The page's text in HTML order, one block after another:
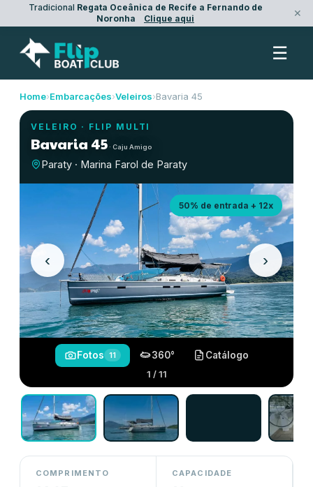
Tradicional Regata Oceânica de Recife a Fernando de
Noronha
Clique aqui ✕
☰
Home›Embarcações›Veleiros›Bavaria 45
VELEIRO · FLIP MULTI
Bavaria 45 · Caju Amigo
Paraty · Marina Farol de Paraty
50% de entrada + 12x
‹ ›
1 / 11
Fotos 11 360° Catálogo
COMPRIMENTO CAPACIDADE